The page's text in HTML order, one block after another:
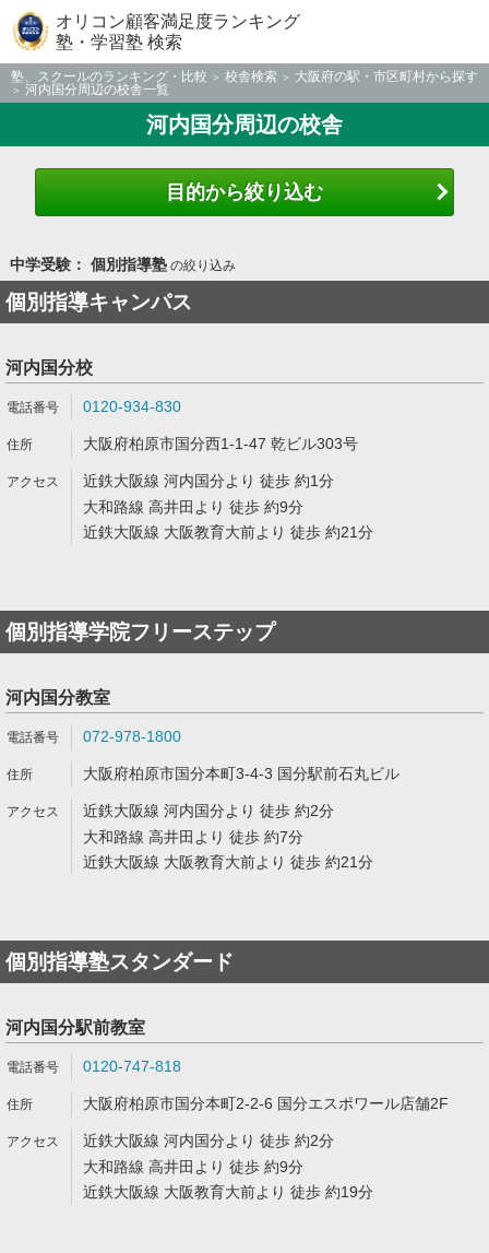
オリコン顧客満足度ランキング
塾・学習塾 検索
塾、スクールのランキング・比較 校舎検索
大阪府の駅・市区町村から探す
河内国分周辺の校舎一覧
河内国分周辺の校舎
目的から絞り込む
中学受験： 個別指導塾の絞り込み
個別指導キャンパス
河内国分校
0120-934-830
大阪府柏原市国分西1-1-47 乾ビル303号
近鉄大阪線 河内国分より 徒歩 約1分
大和路線 高井田より 徒歩 約9分
近鉄大阪線 大阪教育大前より 徒歩 約21分
個別指導学院フリーステップ
河内国分教室
072-978-1800
大阪府柏原市国分本町3-4-3 国分駅前石丸ビル
近鉄大阪線 河内国分より 徒歩 約2分
大和路線 高井田より 徒歩 約7分
近鉄大阪線 大阪教育大前より 徒歩 約21分
個別指導塾スタンダード
河内国分駅前教室
0120-747-818
大阪府柏原市国分本町2-2-6 国分エスポワール店舗2F
近鉄大阪線 河内国分より 徒歩 約2分
大和路線 高井田より 徒歩 約9分
近鉄大阪線 大阪教育大前より 徒歩 約19分